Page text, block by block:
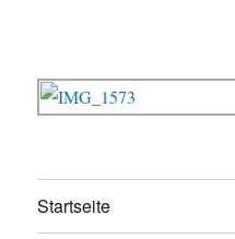
Startseite